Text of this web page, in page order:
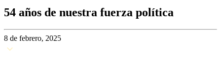
54 años de nuestra fuerza política
8 de febrero, 2025